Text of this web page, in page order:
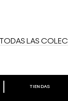
LAS
A M·A·C
TIENDAS